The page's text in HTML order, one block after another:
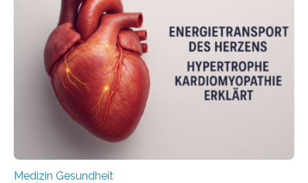
sogenannte Organoide – genutzt werden können, um
vorab zu prüfen, welche Medikamente am besten
wirken. Dabei wurde ein Eiweiß identifiziert, das künftig
als Biomarker für die Wahl der passenden Therapie
dienen könnte. Darmkrebs zählt weltweit zu den
häufigsten Krebsarten und stellt…
Medizin Gesundheit